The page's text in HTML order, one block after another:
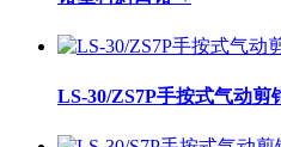
LS-30/ZS7P手按式气动